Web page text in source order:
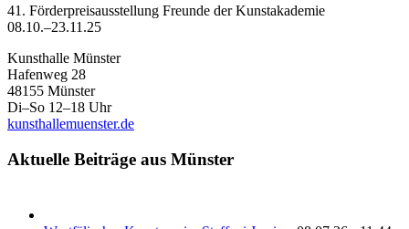
41. Förderpreisausstellung Freunde der Kunstakademie
08.10.–23.11.25
Kunsthalle Münster
Hafenweg 28
48155 Münster
Di–So 12–18 Uhr
kunsthallemuenster.de
Aktuelle Beiträge aus Münster